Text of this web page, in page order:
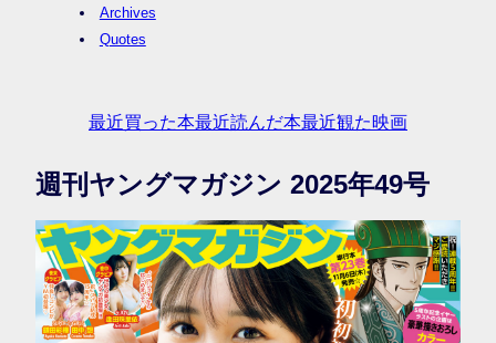
Archives
Quotes
最近買った本最近読んだ本最近観た映画
週刊ヤングマガジン 2025年49号